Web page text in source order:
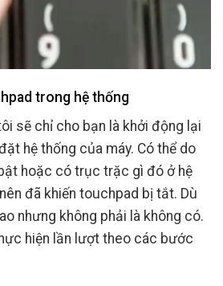
trong hệ thống
sẽ chỉ cho bạn là khởi động lại
hệ thống của máy. Có thể do
hoặc có trục trặc gì đó ở hệ
đã khiến touchpad bị tắt. Dù
nhưng không phải là không có.
hiện lần lượt theo các bước